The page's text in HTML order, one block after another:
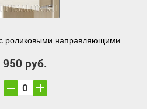
роликовыми направляющими
950 руб.